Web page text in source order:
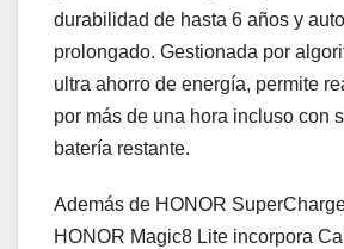
durabilidad de hasta 6 años y
prolongado. Gestionada por
ultra ahorro de energía, permite
por más de una hora incluso con
batería restante.
Además de HONOR
HONOR Magic8 Lite incorpora